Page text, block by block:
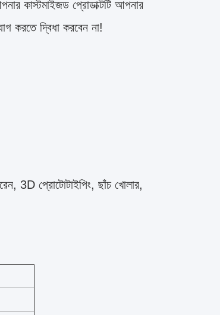
কাস্টমাইজড প্রোডাক্টটি আপনার
করতে দ্বিধা করবেন না!
3D প্রোটোটাইপিং, ছাঁচ খোলার,